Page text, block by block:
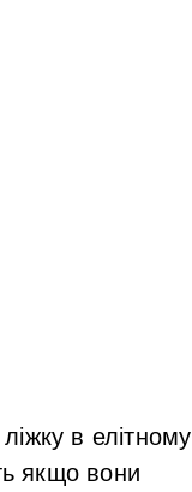
в елітному
якщо вони